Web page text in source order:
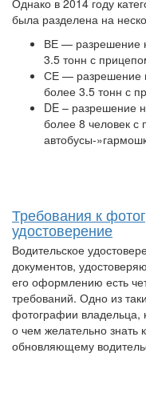
Однако в 2014 году
была разделена на
ВЕ — разрешение
3.5 тонн с
СЕ — разрешение
более 3.5 тонн с
DE – разрешение
более 8 человек
автобусы-
Требования к
удостоверение
Водительское
документов,
его оформлению есть
требований. Одно из
фотографии владельца,
о чем желательно
обновляющему